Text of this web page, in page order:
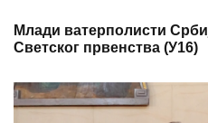
Млади ватерполисти
Светског првенства (У16)